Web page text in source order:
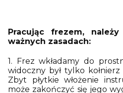
Pracując frezem,
ważnych zasadach:
1. Frez wkładamy do
widoczny był tylko
Zbyt płytkie włożenie
może zakończyć się jego